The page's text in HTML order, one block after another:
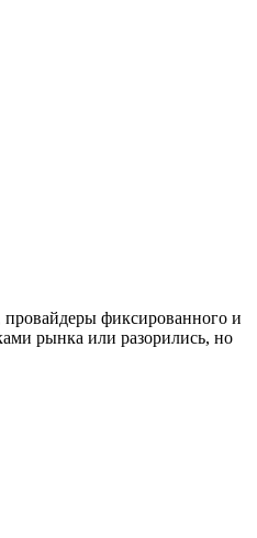
провайдеры фиксированного и
рынка или разорились, но